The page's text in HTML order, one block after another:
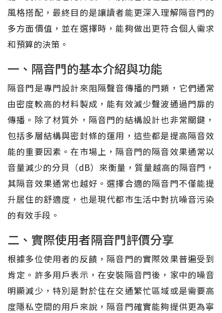
風格搭配，最終目的是讓讀者能更深入理解隔音門的
多方面價值，並在選擇時，能夠做出更符合個人需求
和預算的決策。
一、隔音門的基本介紹與功能
隔音門是專門設計來阻隔聲音傳播的門類，它們通常
由密度較高的材料製成，能有效減少聲波通過門扉的
傳播。除了材質外，隔音門的結構設計也非常關鍵，
包括多層結構與密封條的運用，這些都是提高隔音效
能的重要因素。在市場上，隔音門的隔音效果通常以
音量減少的分貝（dB）來衡量，質量越高的隔音門，
其隔音效果通常也越好。選擇合適的隔音門不僅能提
升居住的舒適度，也是現代都市生活中對抗噪音污染
的有效手段。
二、實際使用者隔音門評價分享
根據多位使用者的反饋，隔音門的實際效果普遍受到
肯定。許多用戶表示，在安裝隔音門後，家中的噪音
明顯減少，特別是對於住在交通繁忙區域或是需要高
度隱私空間的用戶來說，隔音門確實能夠提供更為寧